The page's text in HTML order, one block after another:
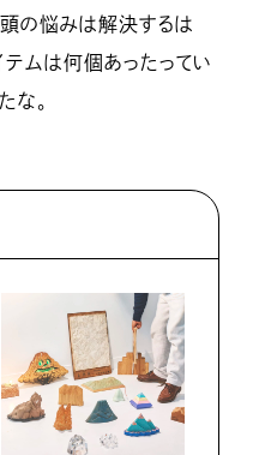
の悩みは解決するは
ムは何個あったってい
な。